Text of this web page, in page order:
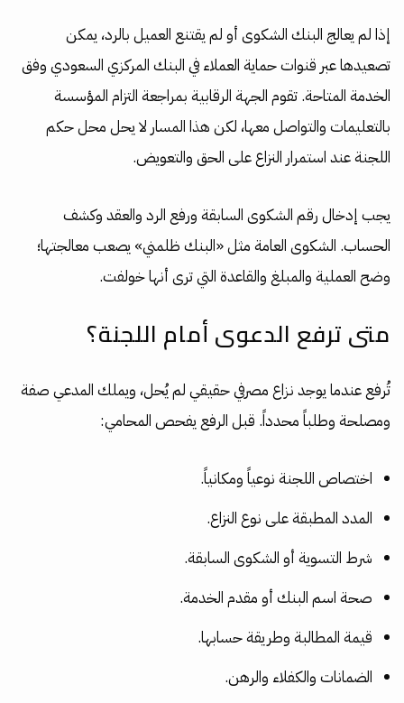
إذا لم يعالج البنك الشكوى أو لم يقتنع العميل بالرد، يمكن
تصعيدها عبر قنوات حماية العملاء في البنك المركزي السعودي وفق
الخدمة المتاحة. تقوم الجهة الرقابية بمراجعة التزام المؤسسة
بالتعليمات والتواصل معها، لكن هذا المسار لا يحل محل حكم
اللجنة عند استمرار النزاع على الحق والتعويض.
يجب إدخال رقم الشكوى السابقة ورفع الرد والعقد وكشف
الحساب. الشكوى العامة مثل «البنك ظلمني» يصعب معالجتها؛
وضح العملية والمبلغ والقاعدة التي ترى أنها خولفت.
متى ترفع الدعوى أمام اللجنة؟
تُرفع عندما يوجد نزاع مصرفي حقيقي لم يُحل، ويملك المدعي صفة
ومصلحة وطلباً محدداً. قبل الرفع يفحص المحامي:
اختصاص اللجنة نوعياً ومكانياً.
المدد المطبقة على نوع النزاع.
شرط التسوية أو الشكوى السابقة.
صحة اسم البنك أو مقدم الخدمة.
قيمة المطالبة وطريقة حسابها.
الضمانات والكفلاء والرهن.